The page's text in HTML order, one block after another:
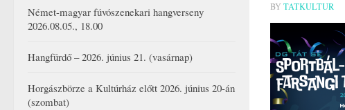
BY TATKULTUR
Német-magyar fúvószenekari hangverseny
2026.08.05., 18.00
Hangfürdő – 2026. június 21. (vasárnap)
Horgászbörze a Kultúrház előtt 2026. június 20-án
(szombat)